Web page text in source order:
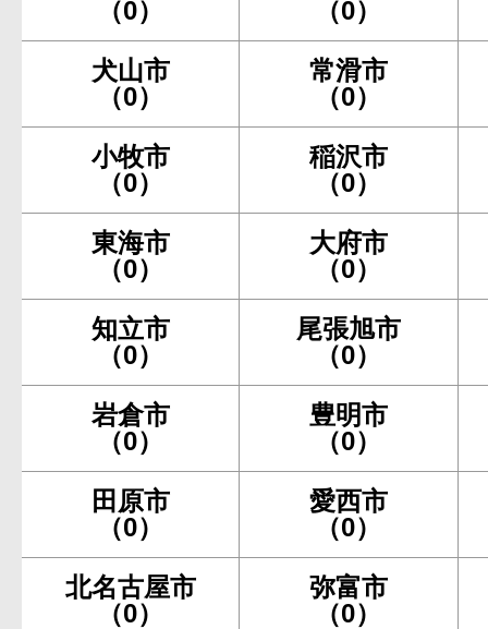
（0）
（0）
犬山市
（0）
常滑市
（0）
小牧市
（0）
稲沢市
（0）
東海市
（0）
大府市
（0）
知立市
（0）
尾張旭市
（0）
岩倉市
（0）
豊明市
（0）
田原市
（0）
愛西市
（0）
北名古屋市
（0）
弥富市
（0）